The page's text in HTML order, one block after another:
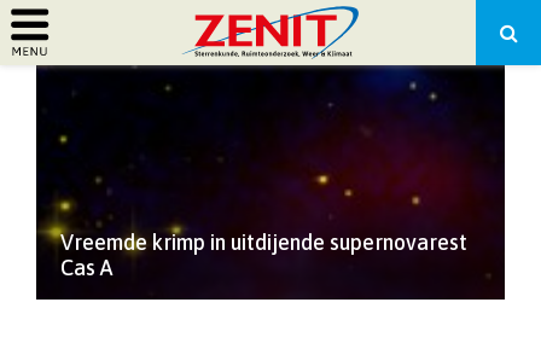
PRIMARY
MENU
Vreemde krimp in uitdijende supernovarest
Cas A